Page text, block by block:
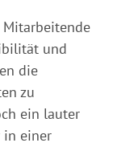
und
die
zu
ein lauter
in einer